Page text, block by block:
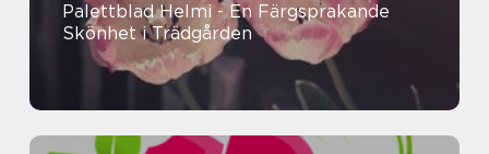
Palettblad Helmi - En Färgsprakande
Skönhet i Trädgården